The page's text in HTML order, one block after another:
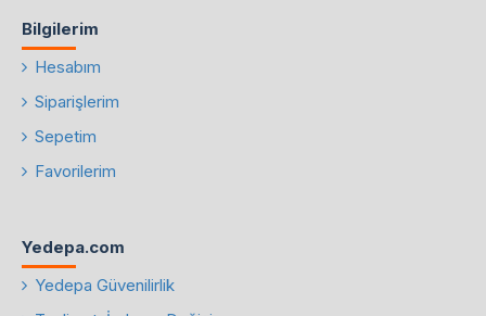
Bilgilerim
Hesabım
Siparişlerim
Sepetim
Favorilerim
Yedepa.com
Yedepa Güvenilirlik